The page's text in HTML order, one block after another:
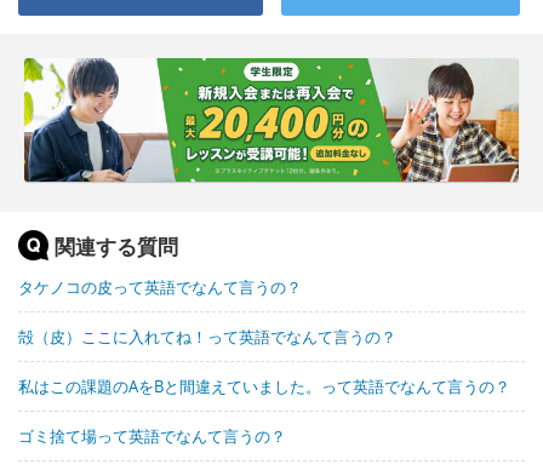
関連する質問
タケノコの皮って英語でなんて言うの？
殻（皮）ここに入れてね！って英語でなんて言うの？
私はこの課題のAをBと間違えていました。って英語でなんて言うの？
ゴミ捨て場って英語でなんて言うの？